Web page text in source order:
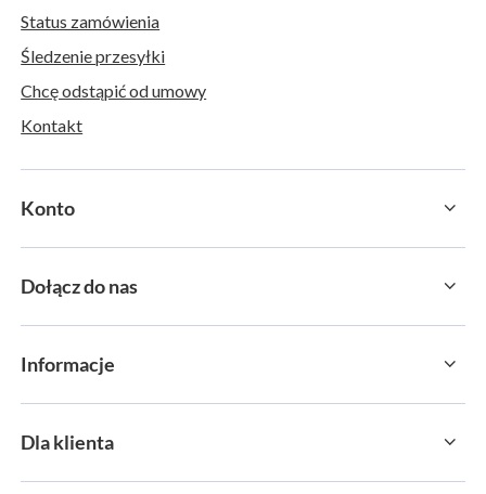
Status zamówienia
Śledzenie przesyłki
Chcę odstąpić od umowy
Kontakt
Konto
Dołącz do nas
Informacje
Dla klienta